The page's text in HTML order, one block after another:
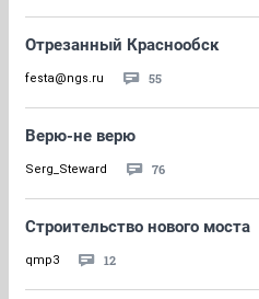
Отрезанный Краснообск
festa@ngs.ru 55
Верю-не верю
Serg_Steward 76
Строительство нового моста
qmp3 12